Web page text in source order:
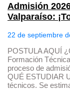
Admisión
Valparaíso:
22 de septiembre
POSTULA AQUÍ
Formación
proceso de
QUÉ ESTUDIAR
técnicos. Se